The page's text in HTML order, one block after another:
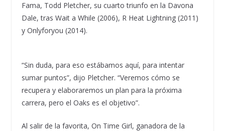
Fama, Todd Pletcher, su cuarto triunfo en la Davona
Dale, tras Wait a While (2006), R Heat Lightning (2011)
y Onlyforyou (2014).
“Sin duda, para eso estábamos aquí, para intentar
sumar puntos”, dijo Pletcher. “Veremos cómo se
recupera y elaboraremos un plan para la próxima
carrera, pero el Oaks es el objetivo”.
Al salir de la favorita, On Time Girl, ganadora de la